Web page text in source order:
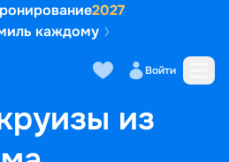
2027
каждому
Войти
из